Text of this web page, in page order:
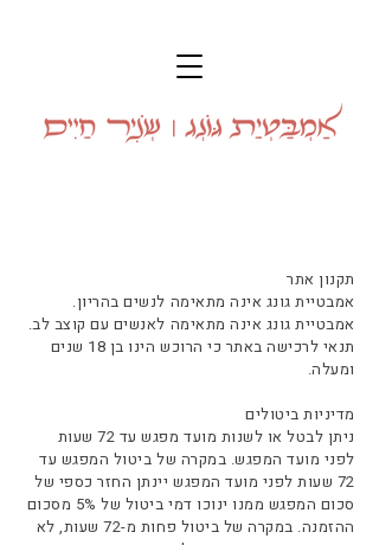
תקנון אתר
אמבטיית גונג אינה מתאימה לנשים בהריון.
אמבטיית גונג אינה מתאימה לאנשים עם קוצב לב.
תנאי לרכישה באתר כי הרוכש הינו בן 18 שנים
ומעלה.
מדיניות ביטולים
ניתן לבטל או לשנות מועד מפגש עד 72 שעות
לפני מועד המפגש. במקרה של ביטול המפגש עד
72 שעות לפני מועד המפגש יינתן החזר כספי של
סכום המפגש ממנו ינוכו דמי ביטול של 5% מסכום
ההזמנה. במקרה של ביטול פחות מ-72 שעות, לא